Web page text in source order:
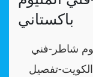
باكستاني
تفصيل